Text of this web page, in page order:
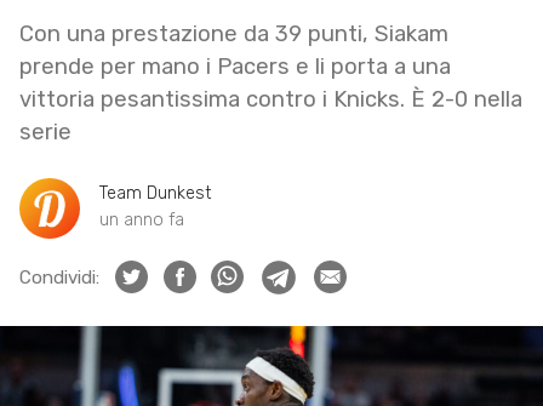
Con una prestazione da 39 punti, Siakam
prende per mano i Pacers e li porta a una
vittoria pesantissima contro i Knicks. È 2-0 nella
serie
Team Dunkest
un anno fa
Condividi: